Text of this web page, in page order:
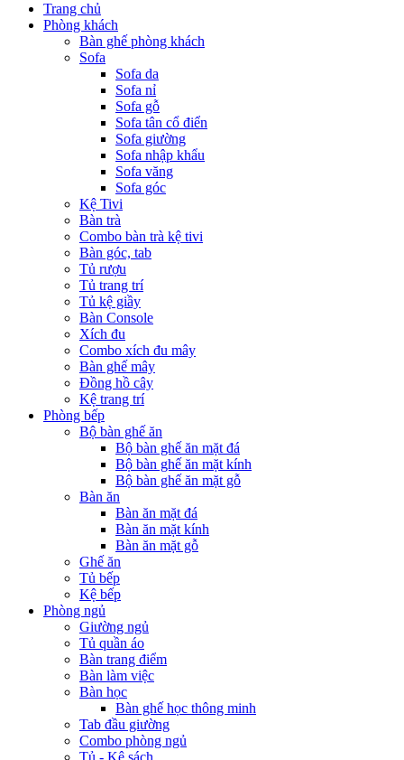
Trang chủ
Phòng khách
Bàn ghế phòng khách
Sofa
Sofa da
Sofa nỉ
Sofa gỗ
Sofa tân cổ điển
Sofa giường
Sofa nhập khẩu
Sofa văng
Sofa góc
Kệ Tivi
Bàn trà
Combo bàn trà kệ tivi
Bàn góc, tab
Tủ rượu
Tủ trang trí
Tủ kệ giầy
Bàn Console
Xích đu
Combo xích đu mây
Bàn ghế mây
Đồng hồ cây
Kệ trang trí
Phòng bếp
Bộ bàn ghế ăn
Bộ bàn ghế ăn mặt đá
Bộ bàn ghế ăn mặt kính
Bộ bàn ghế ăn mặt gỗ
Bàn ăn
Bàn ăn mặt đá
Bàn ăn mặt kính
Bàn ăn mặt gỗ
Ghế ăn
Tủ bếp
Kệ bếp
Phòng ngủ
Giường ngủ
Tủ quần áo
Bàn trang điểm
Bàn làm việc
Bàn học
Bàn ghế học thông minh
Tab đầu giường
Combo phòng ngủ